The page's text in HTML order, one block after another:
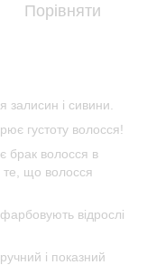
Порівняти
залисин і сивини.
густоту волосся!
брак волосся в
те, що волосся
відрослі
і показний